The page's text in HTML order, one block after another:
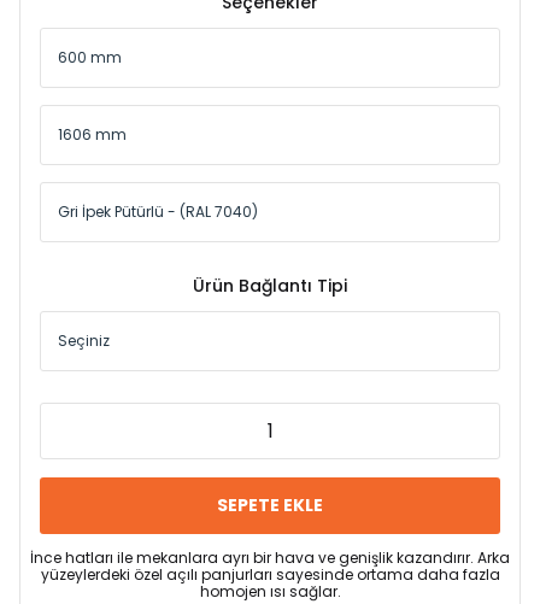
Ürün Bağlantı Tipi
SEPETE EKLE
İnce hatları ile mekanlara ayrı bir hava ve genişlik kazandırır. Arka
yüzeylerdeki özel açılı panjurları sayesinde ortama daha fazla
homojen ısı sağlar.